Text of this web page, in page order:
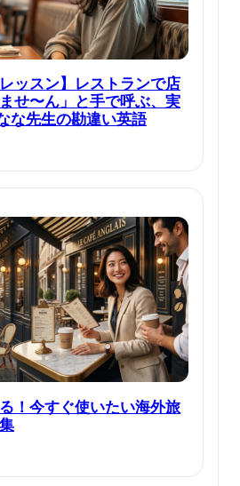
ッスン】レストランで店
せ〜ん」と手で呼ぶ、実
な先生の勘違い英語
！今すぐ使いたい海外旅